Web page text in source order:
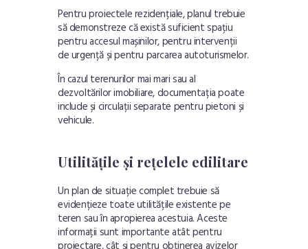
Pentru proiectele rezidențiale, planul trebuie
să demonstreze că există suficient spațiu
pentru accesul mașinilor, pentru intervenții
de urgență și pentru parcarea autoturismelor.
În cazul terenurilor mai mari sau al
dezvoltărilor imobiliare, documentația poate
include și circulații separate pentru pietoni și
vehicule.
Utilitățile și rețelele edilitare
Un plan de situație complet trebuie să
evidențieze toate utilitățile existente pe
teren sau în apropierea acestuia. Aceste
informații sunt importante atât pentru